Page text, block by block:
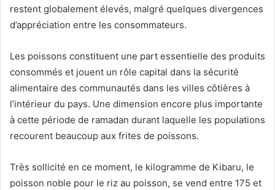
restent globalement élevés, malgré quelques divergences
d’appréciation entre les consommateurs.
Les poissons constituent une part essentielle des produits
consommés et jouent un rôle capital dans la sécurité
alimentaire des communautés dans les villes côtières à
l’intérieur du pays. Une dimension encore plus importante
à cette période de ramadan durant laquelle les populations
recourent beaucoup aux frites de poissons.
Très sollicité en ce moment, le kilogramme de Kibaru, le
poisson noble pour le riz au poisson, se vend entre 175 et